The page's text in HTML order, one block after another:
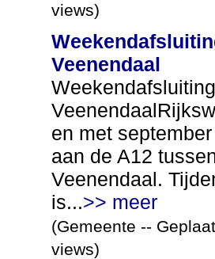
views)
Veenendaal
en met
aan de A12
Veenendaal.
is...>> meer
(Gemeente --
views)